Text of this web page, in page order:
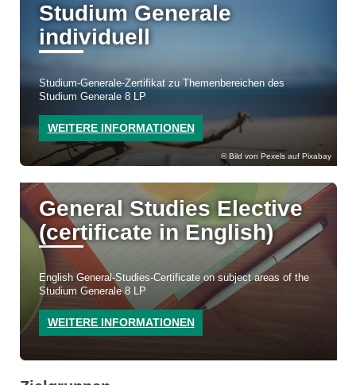
Bild von Pexels auf Pixabay
Studium Generale
individuell
Studium-Generale-Zertifikat zu Themenbereichen des
Studium Generale 8 LP
WEITERE INFORMATIONEN
General Studies Elective
(certificate in English)
English General-Studies-Certificate on subject areas of the
Studium Generale 8 LP
WEITERE INFORMATIONEN